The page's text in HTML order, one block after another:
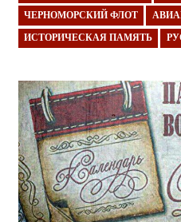
ЧЕРНОМОРСКИЙ ФЛОТ
ИСТОРИЧЕСКАЯ ПАМЯТЬ